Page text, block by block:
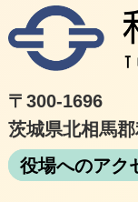
〒300-1696
茨城県北相馬
役場へのアク